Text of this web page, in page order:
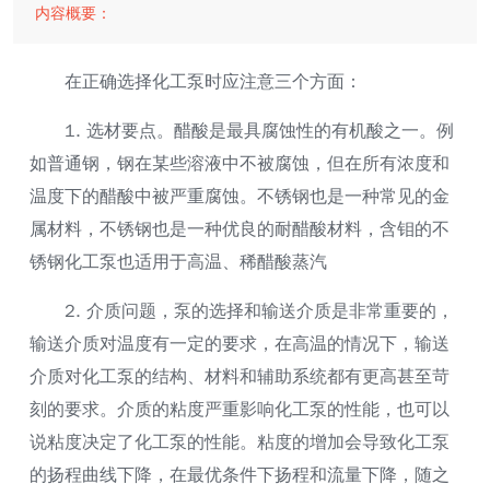
内容概要：
在正确选择化工泵时应注意三个方面：
1. 选材要点。醋酸是最具腐蚀性的有机酸之一。例
如普通钢，钢在某些溶液中不被腐蚀，但在所有浓度和
温度下的醋酸中被严重腐蚀。不锈钢也是一种常见的金
属材料，不锈钢也是一种优良的耐醋酸材料，含钼的不
锈钢化工泵也适用于高温、稀醋酸蒸汽
2. 介质问题，泵的选择和输送介质是非常重要的，
输送介质对温度有一定的要求，在高温的情况下，输送
介质对化工泵的结构、材料和辅助系统都有更高甚至苛
刻的要求。介质的粘度严重影响化工泵的性能，也可以
说粘度决定了化工泵的性能。粘度的增加会导致化工泵
的扬程曲线下降，在最优条件下扬程和流量下降，随之